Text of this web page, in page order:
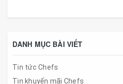
DANH MỤC BÀI VIẾT
Tin tức Chefs
Tin khuyến mãi Chefs